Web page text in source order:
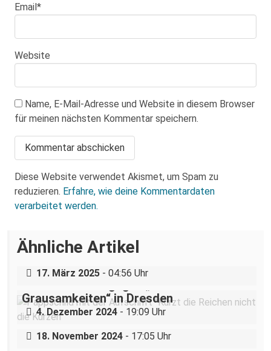
Email*
Website
Name, E-Mail-Adresse und Website in diesem Browser
für meinen nächsten Kommentar speichern.
Diese Website verwendet Akismet, um Spam zu
reduzieren. Erfahre, wie deine Kommentardaten
verarbeitet werden.
Ähnliche Artikel
Holocaustgedenktag in Coswig bei
17. März 2025 - 04:56 Uhr
„Teilhabe ist nicht verhandelbar“–
Grausamkeiten“ in Dresden
4. Dezember 2024 - 19:09 Uhr
Nazigruppe sucht (und bekommt) Stress
in der Dresdner Neustadt
18. November 2024 - 17:05 Uhr